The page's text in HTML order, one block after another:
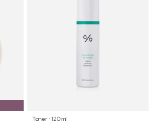
Toner ⋅ 120 ml